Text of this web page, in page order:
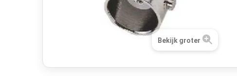
Bekijk groter